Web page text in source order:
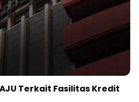
Terkait Fasilitas Kredit